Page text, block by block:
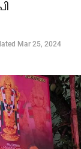
Mar 25, 2024